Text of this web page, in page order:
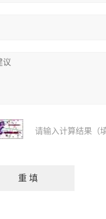
请输入计算结果（